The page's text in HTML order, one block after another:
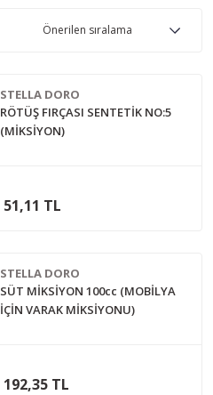
STELLA DORO
RÖTÜŞ FIRÇASI SENTETİK NO:5
(MİKSİYON)
51,11 TL
STELLA DORO
SÜT MİKSİYON 100cc (MOBİLYA
İÇİN VARAK MİKSİYONU)
192,35 TL